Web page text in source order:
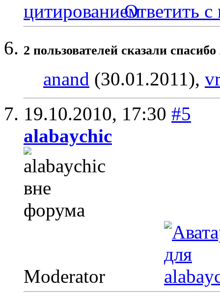
Ответить с
2 пользователей сказали
anand (30.01.2011),
19.10.2010, 17:30 #5
alabaychic
Moderator